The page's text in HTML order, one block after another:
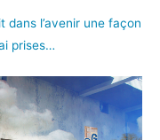
dans l’avenir une façon
prises…